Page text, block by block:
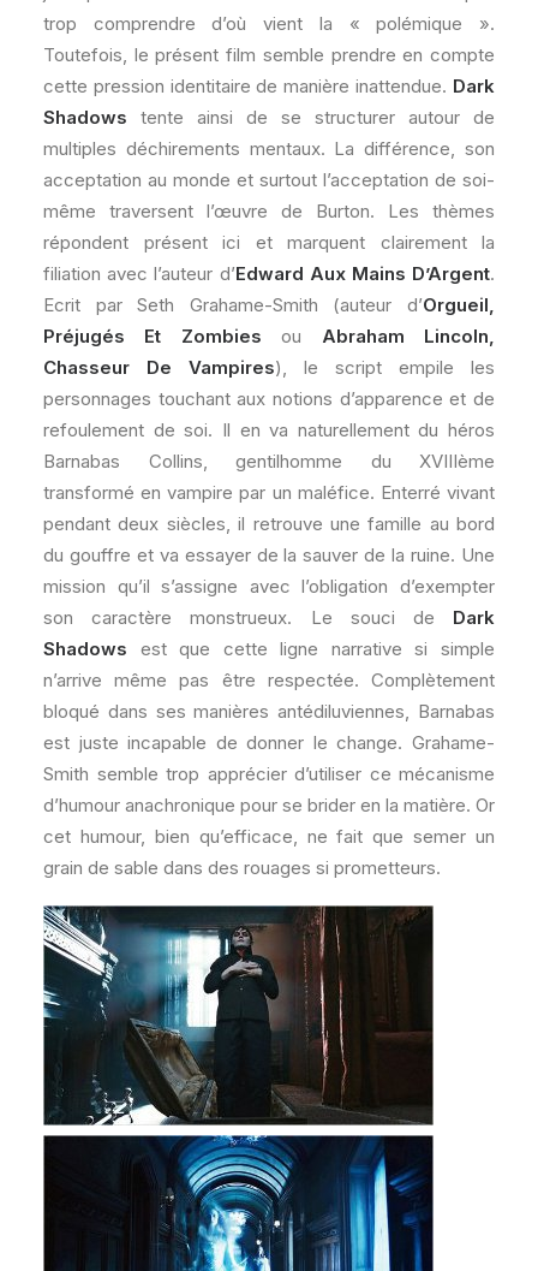
trop comprendre d’où vient la « polémique ».
Toutefois, le présent film semble prendre en compte
cette pression identitaire de manière inattendue. Dark
Shadows tente ainsi de se structurer autour de
multiples déchirements mentaux. La différence, son
acceptation au monde et surtout l’acceptation de soi-
même traversent l’œuvre de Burton. Les thèmes
répondent présent ici et marquent clairement la
filiation avec l’auteur d’Edward Aux Mains D’Argent.
Ecrit par Seth Grahame-Smith (auteur d’Orgueil,
Préjugés Et Zombies ou Abraham Lincoln,
Chasseur De Vampires), le script empile les
personnages touchant aux notions d’apparence et de
refoulement de soi. Il en va naturellement du héros
Barnabas Collins, gentilhomme du XVIIIème
transformé en vampire par un maléfice. Enterré vivant
pendant deux siècles, il retrouve une famille au bord
du gouffre et va essayer de la sauver de la ruine. Une
mission qu’il s’assigne avec l’obligation d’exempter
son caractère monstrueux. Le souci de Dark
Shadows est que cette ligne narrative si simple
n’arrive même pas être respectée. Complètement
bloqué dans ses manières antédiluviennes, Barnabas
est juste incapable de donner le change. Grahame-
Smith semble trop apprécier d’utiliser ce mécanisme
d’humour anachronique pour se brider en la matière. Or
cet humour, bien qu’efficace, ne fait que semer un
grain de sable dans des rouages si prometteurs.